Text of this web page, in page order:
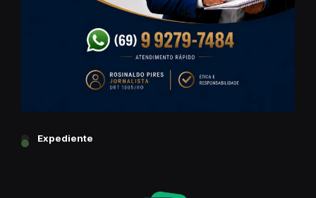
Expediente